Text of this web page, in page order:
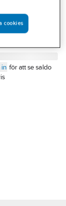
in för att se saldo
cookies